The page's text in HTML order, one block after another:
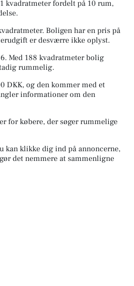
kvadratmeter fordelt på 10 rum,
Boligen har en pris på
er desværre ikke oplyst.
Med 188 kvadratmeter bolig
rummelig.
DKK, og den kommer med et
informationer om den
for købere, der søger rummelige
kan klikke dig ind på annoncerne,
det nemmere at sammenligne